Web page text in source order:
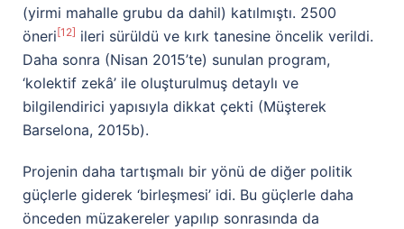
(yirmi mahalle grubu da dahil) katılmıştı. 2500
öneri [12] ileri sürüldü ve kırk tanesine öncelik verildi.
Daha sonra (Nisan 2015’te) sunulan program,
‘kolektif zekâ’ ile oluşturulmuş detaylı ve
bilgilendirici yapısıyla dikkat çekti (Müşterek
Barselona, 2015b).
Projenin daha tartışmalı bir yönü de diğer politik
güçlerle giderek ‘birleşmesi’ idi. Bu güçlerle daha
önceden müzakereler yapılıp sonrasında da